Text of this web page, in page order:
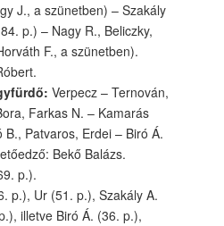
J., a szünetben) – Szakály
p.) – Nagy R., Beliczky,
F., a szünetben).
Verpecz – Ternován,
Farkas N. – Kamarás
Patvaros, Erdei – Biró Á.
Bekő Balázs.
p.).
p.), Ur (51. p.), Szakály A.
illetve Biró Á. (36. p.),